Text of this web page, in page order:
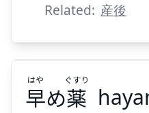
Related: 産後
早め薬
はや ぐすり